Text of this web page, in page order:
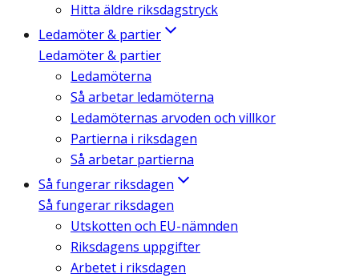
Hitta äldre riksdagstryck
Ledamöter & partier
Ledamöter & partier
Ledamöterna
Så arbetar ledamöterna
Ledamöternas arvoden och villkor
Partierna i riksdagen
Så arbetar partierna
Så fungerar riksdagen
Så fungerar riksdagen
Utskotten och EU-nämnden
Riksdagens uppgifter
Arbetet i riksdagen